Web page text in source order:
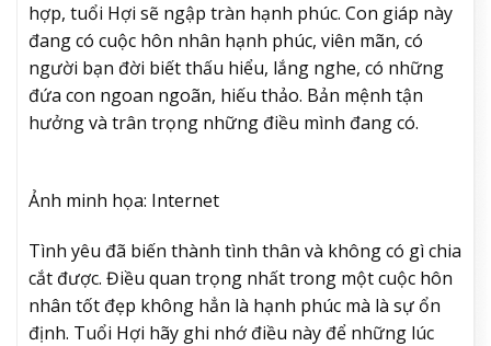
hợp, tuổi Hợi sẽ ngập tràn hạnh phúc. Con giáp này
đang có cuộc hôn nhân hạnh phúc, viên mãn, có
người bạn đời biết thấu hiểu, lắng nghe, có những
đứa con ngoan ngoãn, hiếu thảo. Bản mệnh tận
hưởng và trân trọng những điều mình đang có.
Ảnh minh họa: Internet
Tình yêu đã biến thành tình thân và không có gì chia
cắt được. Điều quan trọng nhất trong một cuộc hôn
nhân tốt đẹp không hẳn là hạnh phúc mà là sự ổn
định. Tuổi Hợi hãy ghi nhớ điều này để những lúc